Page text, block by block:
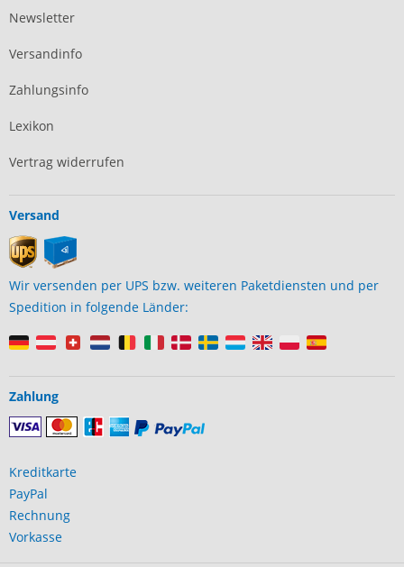
Newsletter
Versandinfo
Zahlungsinfo
Lexikon
Vertrag widerrufen
Versand
Wir versenden per UPS bzw. weiteren Paketdiensten und per
Spedition in folgende Länder:
Zahlung
Kreditkarte
PayPal
Rechnung
Vorkasse